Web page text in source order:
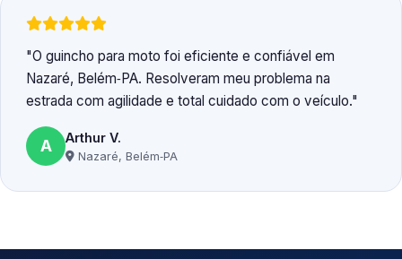
O guincho para moto foi eficiente e confiável em
Nazaré, Belém‑PA. Resolveram meu problema na
estrada com agilidade e total cuidado com o veículo.
A Arthur V.
Nazaré, Belém‑PA